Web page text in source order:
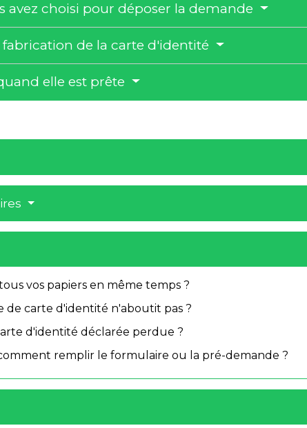
avez choisi pour déposer la demande
de la carte d'identité
elle est prête
vos papiers en même temps ?
de carte d'identité n'aboutit pas ?
d'identité déclarée perdue ?
remplir le formulaire ou la pré-demande ?